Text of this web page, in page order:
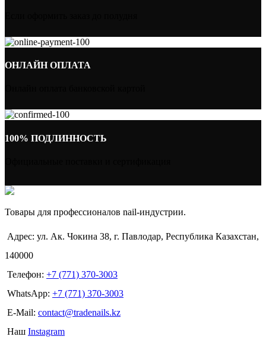
ОНЛАЙН ОПЛАТА
100% ПОДЛИННОСТЬ
Товары для профессионалов nail-индустрии.
Адрес: ул. Ак. Чокина 38, г. Павлодар, Республика Казахстан,
140000
Телефон: +7 (771) 370-3003
WhatsApp: +7 (771) 370-3003
E-Mail: contact@tradenails.kz
Наш Instagram